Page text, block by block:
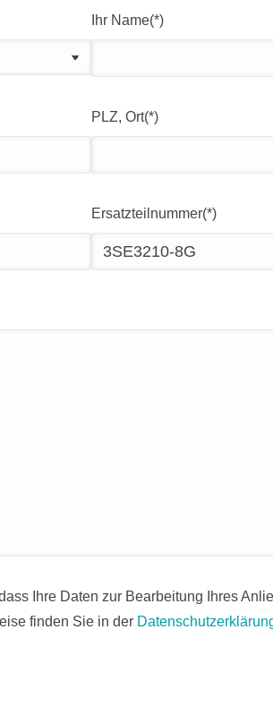
Ihr Name(*)
PLZ, Ort(*)
Ersatzteilnummer(*)
Ihre Daten zur Bearbeitung Ihres
finden Sie in der